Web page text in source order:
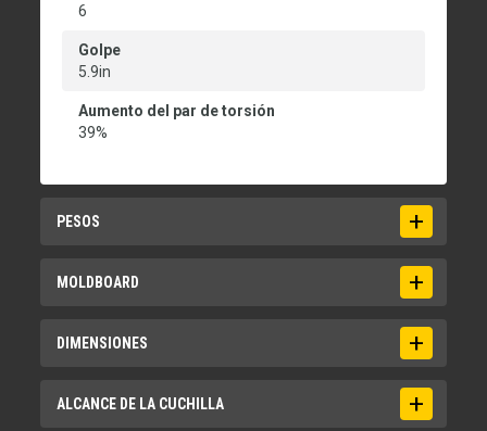
6
Golpe
5.9in
Aumento del par de torsión
39%
PESOS
Peso operativo - Típicamente equipado
MOLDBOARD
Radio del arco
Presión de bajada de la cuchilla - Base GVW
DIMENSIONES
Distancia al suelo - Eje trasero
ALCANCE DE LA CUCHILLA